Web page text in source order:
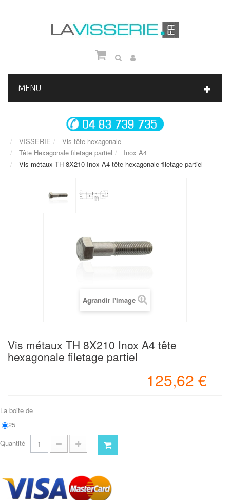
MENU
VISSERIE
Vis tête hexagonale
Tête Hexagonale filetage partiel
Inox A4
Vis métaux TH 8X210 Inox A4 tête hexagonale filetage partiel
Agrandir l'image
Vis métaux TH 8X210 Inox A4 tête
hexagonale filetage partiel
125,62 €
La boite de
25
Quantité